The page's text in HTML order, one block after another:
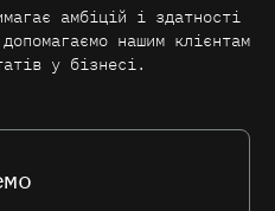
амбіцій і здатності
нашим клієнтам
у бізнесі.